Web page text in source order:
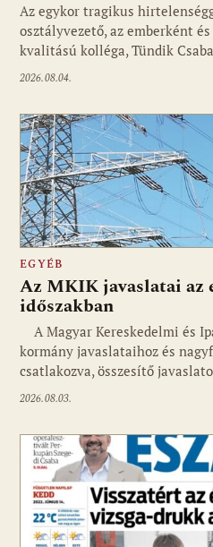
Az egykor tragikus
osztályvezető, az emberként
kvalitású kolléga, Tündik
2026.08.04.
EGYÉB
Az MKIK javaslatai az
időszakban
A Magyar Kereskedelmi és
kormány javaslataihoz és
csatlakozva, összesítő
2026.08.03.